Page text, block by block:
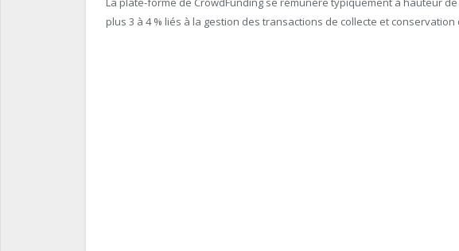
plus 3 à 4 % liés à la gestion des transactions de collecte et conservation